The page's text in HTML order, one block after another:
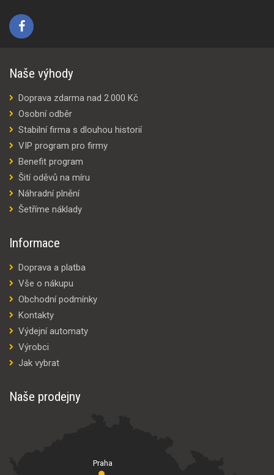
Naše výhody
Doprava zdarma nad 2.000 Kč
Osobní odběr
Stabilní firma s dlouhou historií
VIP program pro firmy
Benefit program
Šití oděvů na míru
Náhradní plnění
Šetříme náklady
Informace
Doprava a platba
Vše o nákupu
Obchodní podmínky
Kontakty
Výdejní automaty
Výrobci
Jak vybrat
Naše prodejny
Praha